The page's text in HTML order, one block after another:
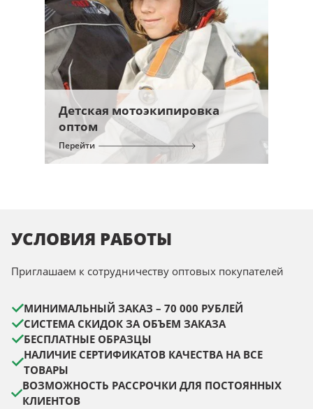
Детская мотоэкипировка
оптом
Перейти
УСЛОВИЯ РАБОТЫ
Приглашаем к сотрудничеству оптовых покупателей
МИНИМАЛЬНЫЙ ЗАКАЗ – 70 000 РУБЛЕЙ
СИСТЕМА СКИДОК ЗА ОБЪЕМ ЗАКАЗА
БЕСПЛАТНЫЕ ОБРАЗЦЫ
НАЛИЧИЕ СЕРТИФИКАТОВ КАЧЕСТВА НА ВСЕ
ТОВАРЫ
ВОЗМОЖНОСТЬ РАССРОЧКИ ДЛЯ ПОСТОЯННЫХ
КЛИЕНТОВ